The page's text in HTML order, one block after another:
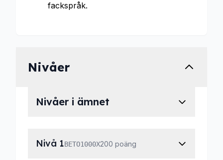
fackspråk.
Nivåer
Nivåer i ämnet
Nivå 1BETO1000X200 poäng